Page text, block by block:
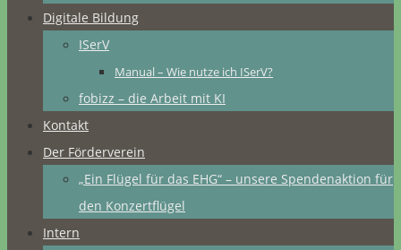
Digitale Bildung
ISerV
Manual – Wie nutze ich ISerV?
fobizz – die Arbeit mit KI
Kontakt
Der Förderverein
„Ein Flügel für das EHG“ – unsere Spendenaktion für
den Konzertflügel
Intern